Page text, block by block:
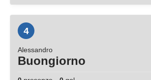
4
Alessandro
Buongiorno